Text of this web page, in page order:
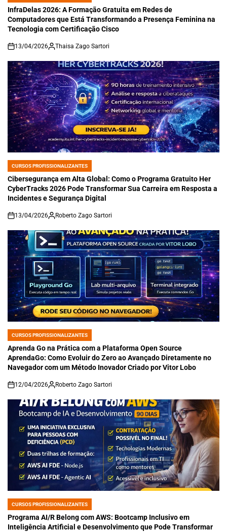
IN
InfraDelas 2026: A Formação Gratuita em Redes de
Computadores que Está Transformando a Presença Feminina na
Tecnologia com Certificação Cisco
on
13/04/2026 Thaisa Zago Sartori
POSTED
IN
CURSOS PROFISSIONALIZANTES
Cibersegurança em Alta Global: Como o Programa Gratuito Her
CyberTracks 2026 Pode Transformar Sua Carreira em Resposta a
Incidentes e Segurança Digital
on
13/04/2026 Roberto Zago Sartori
POSTED
IN
CURSOS PROFISSIONALIZANTES
Aprenda Go na Prática com a Plataforma Open Source
AprendaGo: Como Evoluir do Zero ao Avançado Diretamente no
Navegador com um Método Inovador Criado por Vitor Lobo
on
12/04/2026 Roberto Zago Sartori
POSTED
IN
CURSOS PROFISSIONALIZANTES
Programa AI/R Belong com AWS: Bootcamp Inclusivo em
Inteligência Artificial e Desenvolvimento que Pode Transformar